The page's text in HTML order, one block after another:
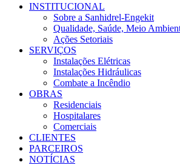
INSTITUCIONAL
Sobre a Sanhidrel-Engekit
Qualidade, Saúde, Meio
Ações Setoriais
SERVIÇOS
Instalações Elétricas
Instalações Hidráulicas
Combate a Incêndio
OBRAS
Residenciais
Hospitalares
Comerciais
CLIENTES
PARCEIROS
NOTÍCIAS